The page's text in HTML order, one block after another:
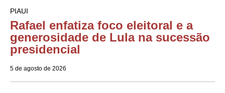
PIAUI
Rafael enfatiza foco eleitoral e a
generosidade de Lula na sucessão
presidencial
5 de agosto de 2026